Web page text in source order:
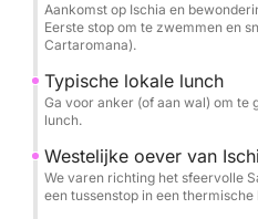
De ervaring wordt verrijkt
lunch die u zal verrassen
de eilandkeuken. U krijgt
zwemmen en te
alcoholische en non-
wachten, perfect om te
Aankomst op Ischia en
Eerste stop om te zwemmen en
Cartaromana).
Typische lokale lunch
Ga voor anker (of aan wal) om te
lunch.
Westelijke oever van
We varen richting het sfeervolle
een tussenstop in een